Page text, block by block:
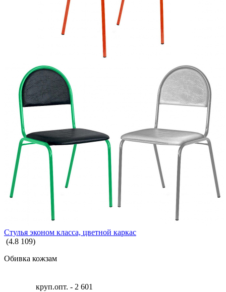
Стулья эконом класса, цветной каркас
(4.8 109)
Обивка кожзам
круп.опт. - 2 601